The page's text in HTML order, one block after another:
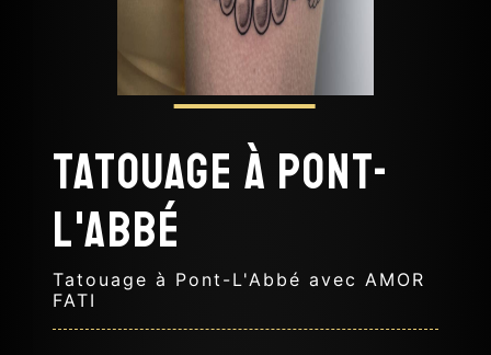
Tatouage à Pont-
L'Abbé
Tatouage à Pont-L'Abbé avec AMOR
FATI